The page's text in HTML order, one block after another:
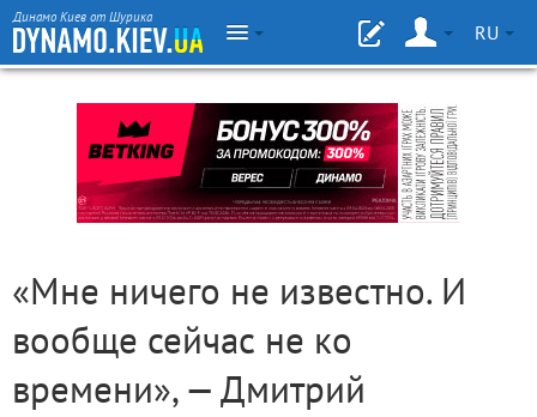
Динамо Киев от Шурика
RU
«Мне ничего не известно. И
вообще сейчас не ко
времени», — Дмитрий